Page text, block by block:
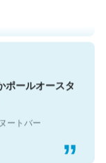
ールオースタ
ートバー